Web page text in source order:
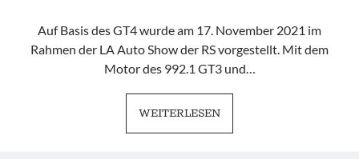
Auf Basis des GT4 wurde am 17. November 2021 im
Rahmen der LA Auto Show der RS vorgestellt. Mit dem
Motor des 992.1 GT3 und…
WEITERLESENPORSCHE
CAYMAN